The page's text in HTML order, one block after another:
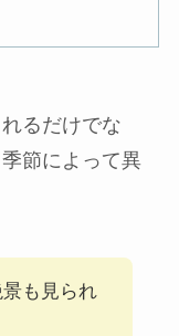
るだけでな
節によって異
も見られ